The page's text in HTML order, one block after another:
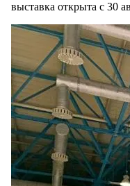
выставка открыта с 30